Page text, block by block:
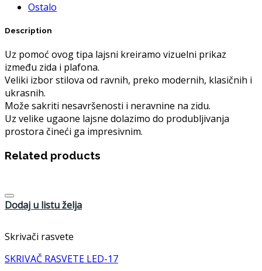
Ostalo
Description
Uz pomoć ovog tipa lajsni kreiramo vizuelni prikaz
između zida i plafona.
Veliki izbor stilova od ravnih, preko modernih, klasičnih i
ukrasnih.
Može sakriti nesavršenosti i neravnine na zidu.
Uz velike ugaone lajsne dolazimo do produbljivanja
prostora čineći ga impresivnim.
Related products
Dodaj u listu želja
Skrivači rasvete
SKRIVAČ RASVETE LED-17